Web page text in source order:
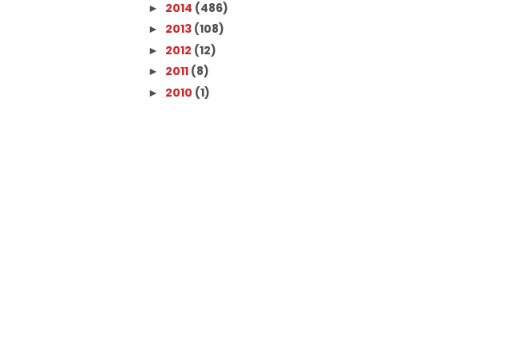
► 2014 (486)
► 2013 (108)
► 2012 (12)
► 2011 (8)
► 2010 (1)